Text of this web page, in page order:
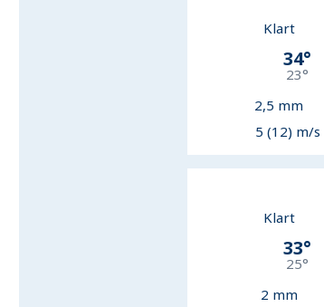
Klart
34°
23°
2,5 mm
5 (12) m/s
Klart
33°
25°
2 mm